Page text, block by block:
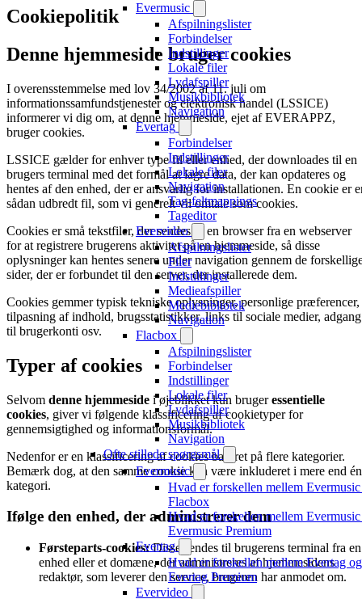
Evermusic
Afspilningslister
Forbindelser
Indstillinger
Lokale filer
Lydafspiller
Musikbibliotek
Navigation
Evertag
Forbindelser
Indstillinger
Lokale filer
Navigation
Tag-feltmappings
Tageditor
Evervideo
Afspilningslister
Filer
Indstillinger
Medieafspiller
Mediebibliotek
Navigation
Flacbox
Afspilningslister
Forbindelser
Indstillinger
Lokale filer
Lydafspiller
Musikbibliotek
Navigation
Ofte stillede spørgsmål
Evermusic
Hvad er forskellen mellem
Flacbox
Hvad er forskellen mellem
Evermusic Premium
Evertag
Hvad er forskellen mellem Evertag og
Evertag Premium
Evervideo
Cookiepolitik
Denne hjemmeside bruger cookies
I overensstemmelse med lov 34/2002 af 11. juli om
informationssamfundstjenester og elektronisk handel (LSSICE)
informerer vi dig om, at denne hjemmeside, ejet af EVERAPPZ,
bruger cookies.
LSSICE gælder for enhver type fil eller enhed, der downloades til en
brugers terminal med det formål at lagre data, der kan opdateres og
hentes af den enhed, der er ansvarlig for installationen. En cookie er
sådan udbredt fil, som vi generelt vil omtale som cookies.
Cookies er små tekstfiler, der sendes til en browser fra en webserver
for at registrere brugerens aktivitet på en hjemmeside, så disse
oplysninger kan hentes senere under navigation gennem de
sider, der er forbundet til den server, der installerede dem.
Cookies gemmer typisk tekniske oplysninger, personlige præferencer,
tilpasning af indhold, brugsstatistikker, links til sociale medier, adgang
til brugerkonti osv.
Typer af cookies
Selvom denne hjemmeside i øjeblikket kun brugeressentielle
cookies, giver vi følgende klassificering af cookietyper for
gennemsigtighed og informationsformål.
Nedenfor er en klassificering af cookies baseret på flere kategorier.
Bemærk dog, at den samme cookie kan være inkluderet i mere end én
kategori.
Ifølge den enhed, der administrerer dem
Førsteparts-cookies:Disse sendes til brugerens terminal fra en
enhed eller et domæne, der administreres af hjemmesidens
redaktør, som leverer den service, brugeren har anmodet om.